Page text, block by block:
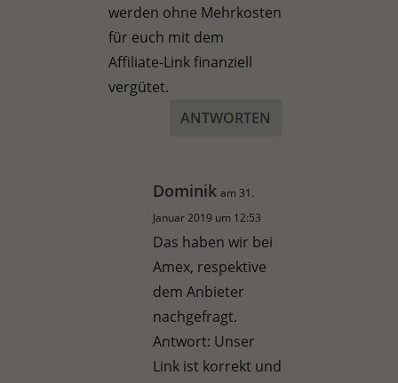
werden ohne Mehrkosten
für euch mit dem
Affiliate-Link finanziell
vergütet.
ANTWORTEN
Dominik am 31.
Januar 2019 um 12:53
Das haben wir bei
Amex, respektive
dem Anbieter
nachgefragt.
Antwort: Unser
Link ist korrekt und